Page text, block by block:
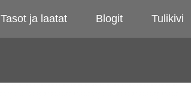
Tasot ja laatat Blogit Tulikivi